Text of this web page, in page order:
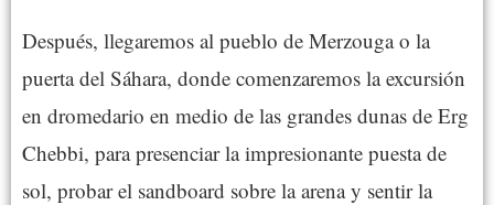
Después, llegaremos al pueblo de Merzouga o la
puerta del Sáhara, donde comenzaremos la excursión
en dromedario en medio de las grandes dunas de Erg
Chebbi, para presenciar la impresionante puesta de
sol, probar el sandboard sobre la arena y sentir la